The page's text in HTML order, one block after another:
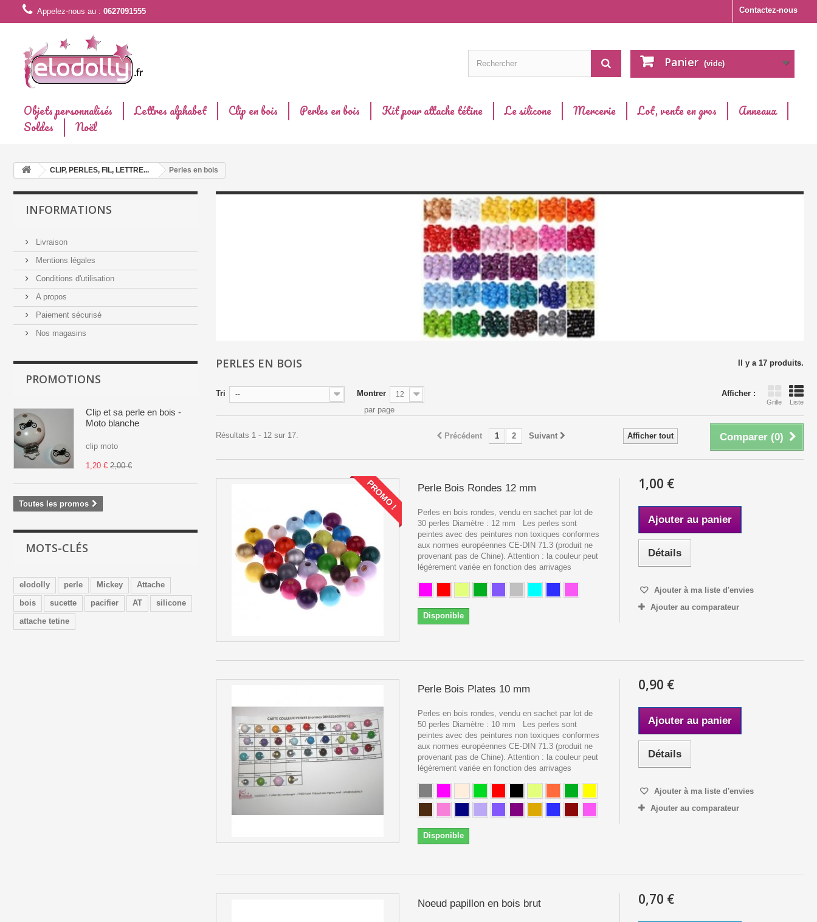
Contactez-nous
Appelez-nous au : 0627091555
Panier (vide)
Objets personnalisés Lettres alphabet Clip en bois Perles en bois Kit pour attache tétine Le silicone Mercerie Lot, vente en gros
Anneaux
Soldes
Noël
CLIP, PERLES, FIL, LETTRE... Perles en bois
INFORMATIONS
Livraison
Mentions légales
Conditions d'utilisation
A propos
Paiement sécurisé
Nos magasins
PROMOTIONS
Clip et sa perle en bois -
Moto blanche
clip moto
1,20 € 2,00 €
Toutes les promos
MOTS-CLÉS
elodolly perle Mickey
Attache
bois
sucette pacifier AT
silicone
attache tetine
PERLES EN BOIS Il y a 17 produits.
Afficher :
Grille Liste
Tri -- Montrer 12
par page
Comparer (0)
Afficher tout
Précédent 1 2 Suivant
Résultats 1 - 12 sur 17.
PROMO ! Perle Bois Rondes 12 mm
Perles en bois rondes, vendu en sachet par lot de
30 perles Diamètre : 12 mm Les perles sont
peintes avec des peintures non toxiques conformes
aux normes européennes CE-DIN 71.3 (produit ne
provenant pas de Chine). Attention : la couleur peut
légèrement variée en fonction des arrivages
Disponible
1,00 €
Ajouter au panier
Détails
Ajouter à ma liste d'envies
Ajouter au comparateur
Perle Bois Plates 10 mm
Perles en bois rondes, vendu en sachet par lot de
50 perles Diamètre : 10 mm Les perles sont
peintes avec des peintures non toxiques conformes
aux normes européennes CE-DIN 71.3 (produit ne
provenant pas de Chine). Attention : la couleur peut
légèrement variée en fonction des arrivages
Disponible
0,90 €
Ajouter au panier
Détails
Ajouter à ma liste d'envies
Ajouter au comparateur
Noeud papillon en bois brut 0,70 €